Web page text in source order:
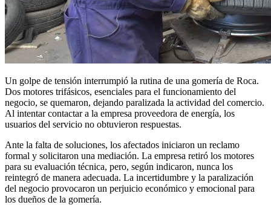
Un golpe de tensión interrumpió la rutina de una gomería de Roca.
Dos motores trifásicos, esenciales para el funcionamiento del
negocio, se quemaron, dejando paralizada la actividad del comercio.
Al intentar contactar a la empresa proveedora de energía, los
usuarios del servicio no obtuvieron respuestas.
Ante la falta de soluciones, los afectados iniciaron un reclamo
formal y solicitaron una mediación. La empresa retiró los motores
para su evaluación técnica, pero, según indicaron, nunca los
reintegró de manera adecuada. La incertidumbre y la paralización
del negocio provocaron un perjuicio económico y emocional para
los dueños de la gomería.